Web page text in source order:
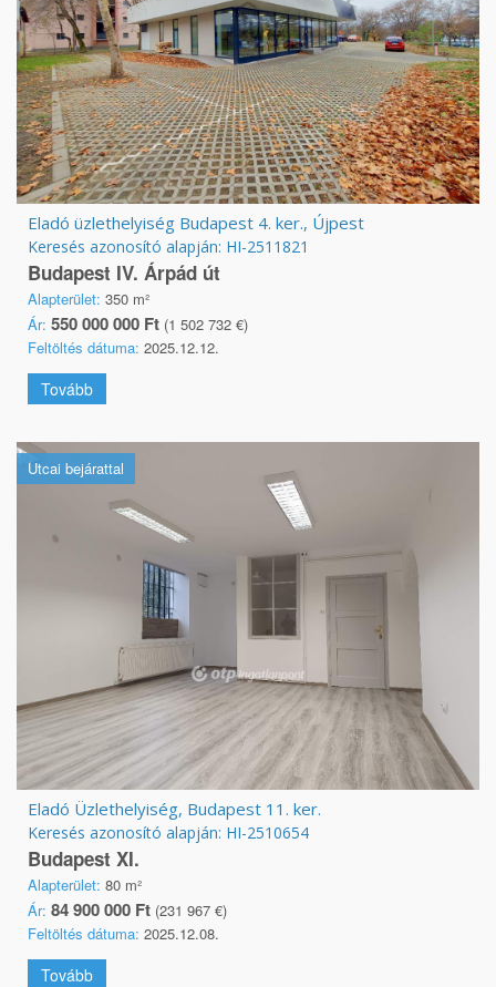
Eladó üzlethelyiség Budapest 4. ker., Újpest
Keresés azonosító alapján: HI-2511821
Budapest IV. Árpád út
Alapterület: 350 m²
Ár: 550 000 000 Ft (1 502 732 €)
Feltöltés dátuma: 2025.12.12.
Tovább
Utcai bejárattal
Eladó Üzlethelyiség, Budapest 11. ker.
Keresés azonosító alapján: HI-2510654
Budapest XI.
Alapterület: 80 m²
Ár: 84 900 000 Ft (231 967 €)
Feltöltés dátuma: 2025.12.08.
Tovább